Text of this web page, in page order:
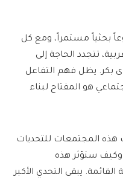
بحثياً مستمراً، ومع كل
تتجدد الحاجة إلى
بكر. يظل فهم التفاعل
هو المفتاح لبناء
هذه المجتمعات للتحديات
وكيف ستؤثر هذه
يبقى التحدي الأكبر